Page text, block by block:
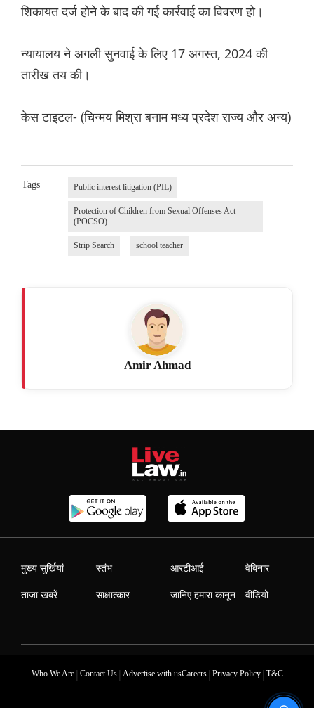
शिकायत दर्ज होने के बाद की गई कार्रवाई का विवरण हो।
न्यायालय ने अगली सुनवाई के लिए 17 अगस्त, 2024 की
तारीख तय की।
केस टाइटल- (चिन्मय मिश्रा बनाम मध्य प्रदेश राज्य और अन्य)
Tags Public interest litigation (PIL)
Protection of Children from Sexual Offenses Act
(POCSO)
Strip Search school teacher
Amir Ahmad
मुख्य सुर्खियां
ताजा खबरें
स्तंभ
साक्षात्कार
आरटीआई
जानिए हमारा कानून
वेबिनार
वीडियो
Who We Are| Contact Us| Advertise with usCareers| Privacy Policy| T&C